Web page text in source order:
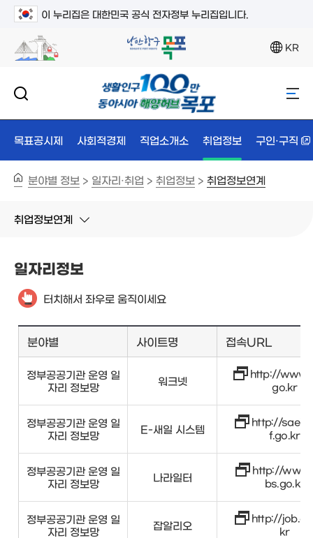
이 누리집은 대한민국 공식 전자정부 누리집입니다.
KR
목표공시제 사회적경제 직업소개소 취업정보 구인·구직
분야별 정보 > 일자리·취업 > 취업정보 > 취업정보연계
취업정보연계
일자리정보
터치해서 좌우로 움직이세요
분야별 사이트명 접속URL
정부공공기관 운영 일
자리 정보망
워크넷
http://
go.kr
정부공공기관 운영 일
자리 정보망
E-새일 시스템
http://
f.go.kr
정부공공기관 운영 일
자리 정보망
나라일터
http://
bs.go.kr
정부공공기관 운영 일
자리 정보망
잡알리오
http://
kr